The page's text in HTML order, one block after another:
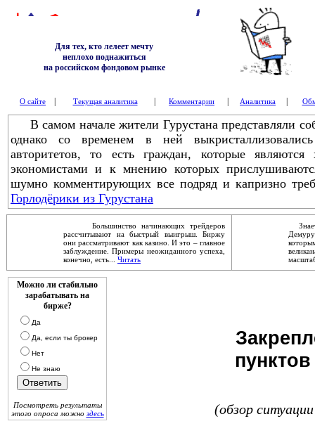
Для тех, кто лелеет мечту
неплохо поднажиться
на российском фондовом рынке
О сайте Текущая аналитика Комментарии Аналитика
В самом начале жители Гурустана представляли
однако со временем в ней
авторитетов, то есть граждан, которые являются
экономистами и к мнению которых
шумно комментирующих все подряд и капризно
Горлодёрики из Гурустана
Большинство начинающих трейдеров
рассчитывают на быстрый выигрыш. Биржу
они рассматривают как казино. И это – главное
заблуждение. Примеры неожиданного успеха,
конечно, есть... Читать
Можно ли стабильно
зарабатывать на
бирже?
Да
Да, если ты брокер
Нет
Не знаю
Посмотреть результаты
этого опроса можно здесь (обзор